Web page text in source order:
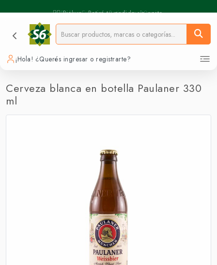
⚡️ Pickup Express - Retirás en 30 min.
🚶‍♂️ Pickup - Retirá tu pedido sin costo.
¡Hola! ¿Querés ingresar o registrarte?
Cerveza blanca en botella Paulaner 330
ml